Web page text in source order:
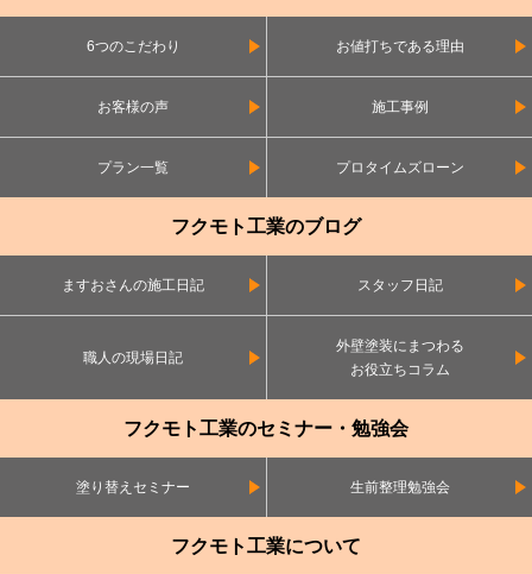
6つのこだわり お値打ちである理由
お客様の声 施工事例
プラン一覧 プロタイムズローン
フクモト工業のブログ
ますおさんの施工日記 スタッフ日記
職人の現場日記
外壁塗装にまつわる
お役立ちコラム
フクモト工業のセミナー・勉強会
塗り替えセミナー 生前整理勉強会
フクモト工業について